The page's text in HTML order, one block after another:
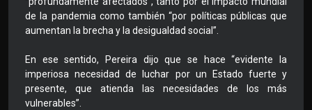
de la pandemia como también “por políticas públicas que
aumentan la brecha y la desigualdad social”.
En ese sentido, Pereira dijo que se hace “evidente la
imperiosa necesidad de luchar por un Estado fuerte y
presente, que atienda las necesidades de los más
vulnerables”.